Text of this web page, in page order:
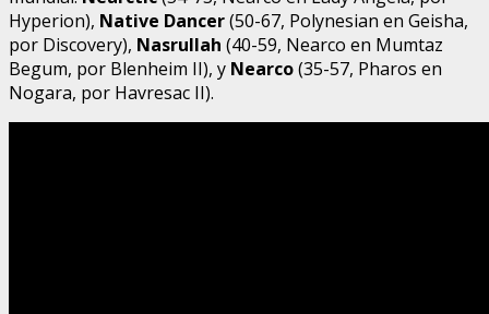
Hyperion), Native Dancer(50-67, Polynesian en Geisha,
por Discovery), Nasrullah (40-59, Nearco en Mumtaz
Begum, por Blenheim II), y Nearco(35-57, Pharos en
Nogara, por Havresac II).